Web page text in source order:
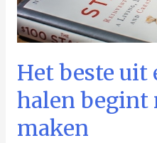
Het beste uit
halen begint
maken